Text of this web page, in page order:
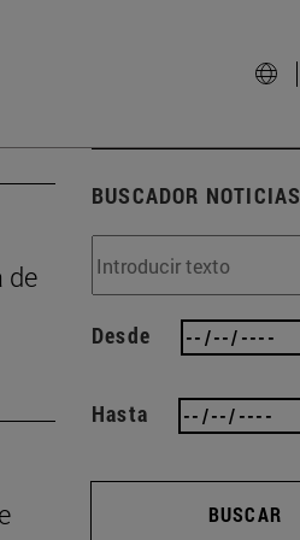
de
BUSCADOR NOTICIAS
Desde
Hasta
BUSCAR